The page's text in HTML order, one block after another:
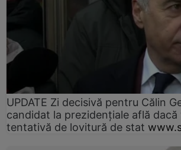
UPDATE Zi decisivă pentru Călin
candidat la prezidențiale află
tentativă de lovitură de stat